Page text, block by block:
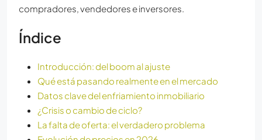
compradores, vendedores e inversores.
Índice
Introducción: del boom al ajuste
Qué está pasando realmente en el mercado
Datos clave del enfriamiento inmobiliario
¿Crisis o cambio de ciclo?
La falta de oferta: el verdadero problema